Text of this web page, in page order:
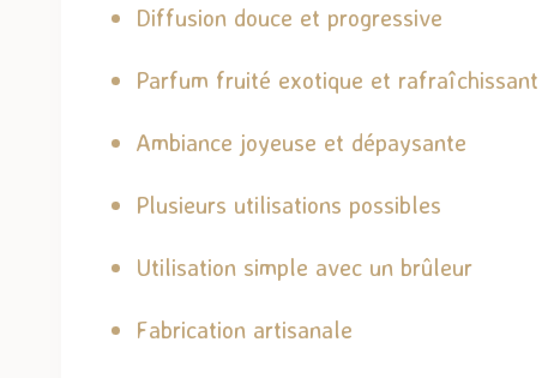
Diffusion douce et progressive
Parfum fruité exotique et rafraîchissant
Ambiance joyeuse et dépaysante
Plusieurs utilisations possibles
Utilisation simple avec un brûleur
Fabrication artisanale